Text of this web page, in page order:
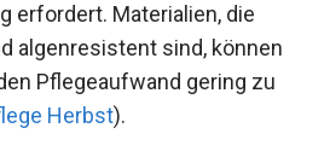
erfordert. Materialien, die
algenresistent sind, können
Pflegeaufwand gering zu
Herbst).